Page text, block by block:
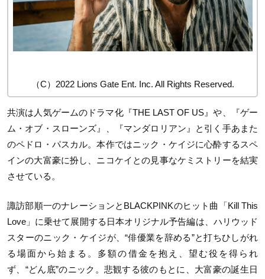
（C）2022 Lions Gate Ent. Inc. All Rights Reserved.
共演は人気ゲームのドラマ化『THE LAST OF US』や、『ゲー
ム・オブ・スローンズ』、『マンダロリアン』と引く手あまた
のペドロ・パスカル。本作ではニック・ケイジに心酔するスペ
インの大富豪に扮し、ニコケイとの見事なケミストリーを結実
させている。
諏訪部順一のナレーションとBLACKPINKのヒット曲「Kill This
Love」に乗せて展開する日本オリジナル予告編は、ハリウッド
スターのニック・ケイジが、“俳優業を辞める”と打ちひしがれ
る場面から始まる。多額の借金を抱え、望む役を得られ
ず、“どん底”のニック。悲観する彼のもとに、大富豪の誕生日